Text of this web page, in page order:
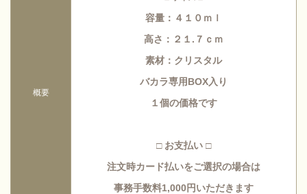
概要
容量：４１０ｍｌ
高さ：２１.７ｃｍ
素材：クリスタル
バカラ専用BOX入り
１個の価格です
□ お支払い □
注文時カード払いをご選択の場合は
事務手数料1,000円いただきます